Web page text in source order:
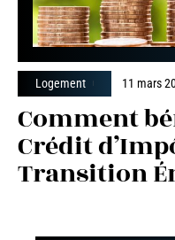
Logement 11 mars
Comment
Crédit
Transition